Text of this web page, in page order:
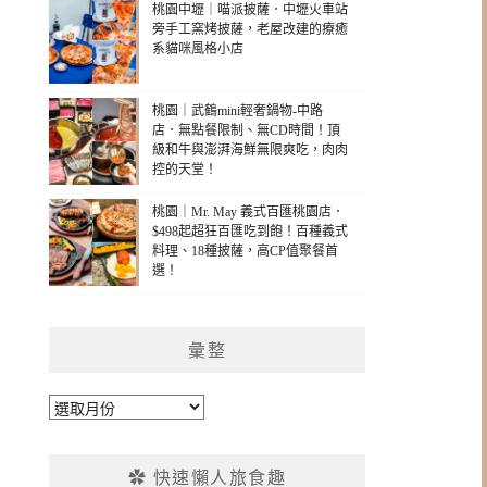
桃園中壢｜喵派披薩．中壢火車站
旁手工窯烤披薩，老屋改建的療癒
系貓咪風格小店
桃園｜武鶴mini輕奢鍋物-中路
店．無點餐限制、無CD時間！頂
級和牛與澎湃海鮮無限爽吃，肉肉
控的天堂！
桃園｜Mr. May 義式百匯桃園店．
$498起超狂百匯吃到飽！百種義式
料理、18種披薩，高CP值聚餐首
選！
彙整
彙
✿ 快速懶人旅食趣